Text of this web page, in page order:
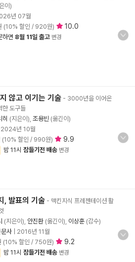
이)
년 07월
(10% 할인 / 920원) 10.0
하면 8월 11일 출고 변경
않고 이기는 기술 - 3000년을 이어온
한 도구들
(지은이), 조용빈 (옮긴이)
2024년 10월
(10% 할인 / 990원) 9.9
밤 11시 잠들기전 배송 변경
, 발표의 기술 - 맥킨지식 프레젠테이션 활
(지은이), 안진환 (옮긴이), 이상훈 (감수)
사
2016년 11월
(10% 할인 / 750원) 9.2
밤 11시 잠들기전 배송 변경